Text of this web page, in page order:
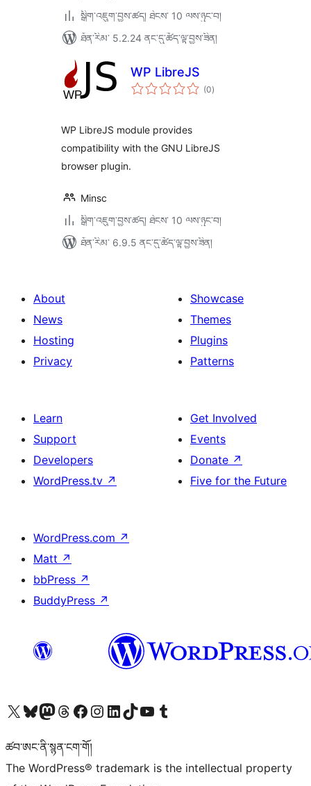
སྒྲིག་འཇུག་བྱས་ཚད། ཐེངས་ 10 ལས་ཉུང་བ།
ཐོན་རིམ་ 5.2.24 ནང་དུ་ཚོད་ལྟ་བྱས་ཟིན།
WP LibreJS
(0གདེང་
འཇོག་
)
WP LibreJS module provides
compatibility with the GNU LibreJS
browser plugin.
Minsc
སྒྲིག་འཇུག་བྱས་ཚད། ཐེངས་ 10 ལས་ཉུང་བ།
ཐོན་རིམ་ 6.9.5 ནང་དུ་ཚོད་ལྟ་བྱས་ཟིན།
About
News
Hosting
Privacy
Showcase
Themes
Plugins
Patterns
Learn
Support
Developers
WordPress.tv ↗
Get Involved
Events
Donate ↗
Five for the Future
WordPress.com ↗
Matt ↗
bbPress ↗
BuddyPress ↗
Visit our X (formerly Twitter) account
Visit our Bluesky account
Visit our Mastodon account
Visit our Threads account
Visit our Facebook page
Visit our Instagram account
Visit our LinkedIn account
Visit our TikTok account
Visit our YouTube channel
Visit our Tumblr account
ཚབ་ཨང་ནི་སྙན་ངག་གོ།
The WordPress® trademark is the intellectual property